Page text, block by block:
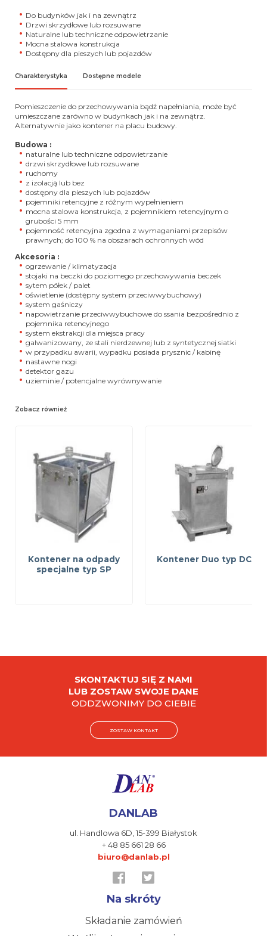
Do budynków jak i na zewnątrz
Drzwi skrzydłowe lub rozsuwane
Naturalne lub techniczne odpowietrzanie
Mocna stalowa konstrukcja
Dostępny dla pieszych lub pojazdów
Charakterystyka Dostępne modele
Pomieszczenie do przechowywania bądź napełniania, może być
umieszczane zarówno w budynkach jak i na zewnątrz.
Alternatywnie jako kontener na placu budowy.
Budowa :
naturalne lub techniczne odpowietrzanie
drzwi skrzydłowe lub rozsuwane
ruchomy
z izolacją lub bez
dostępny dla pieszych lub pojazdów
pojemniki retencyjne z różnym wypełnieniem
mocna stalowa konstrukcja, z pojemnikiem retencyjnym o
grubości 5 mm
pojemność retencyjna zgodna z wymaganiami przepisów
prawnych; do 100 % na obszarach ochronnych wód
Akcesoria :
ogrzewanie / klimatyzacja
stojaki na beczki do poziomego przechowywania beczek
sytem półek / palet
oświetlenie (dostępny system przeciwwybuchowy)
system gaśniczy
napowietrzanie przeciwwybuchowe do ssania bezpośrednio z
pojemnika retencyjnego
system ekstrakcji dla miejsca pracy
galwanizowany, ze stali nierdzewnej lub z syntetycznej siatki
w przypadku awarii, wypadku posiada prysznic / kabinę
nastawne nogi
detektor gazu
uzieminie / potencjalne wyrównywanie
Zobacz również
Kontener na odpady
specjalne typ SP
Kontener Duo typ DC
SKONTAKTUJ SIĘ Z NAMI
LUB ZOSTAW SWOJE DANE
ODDZWONIMY DO CIEBIE
ZOSTAW KONTAKT
DANLAB
ul. Handlowa 6D,15-399 Białystok
+ 48 85 661 28 66
biuro@danlab.pl
Na skróty
Składanie zamówień